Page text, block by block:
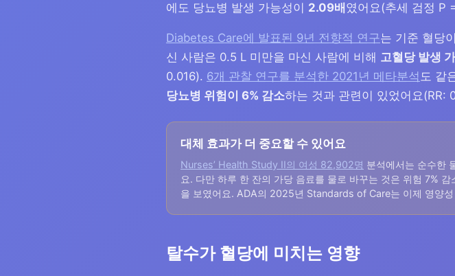
에도 당뇨병 발생 가능성이 2.09배 였어요(추세 검정 P
Diabetes Care에 발표된 9년 전향적 연구는 기준 혈당
신 사람은 0.5 L 미만을 마신 사람에 비해 고혈당 발생
0.016). 6개 관찰 연구를 분석한 2021년 메타분석 도 같
당뇨병 위험이 6% 감소하는 것과 관련이 있었어요(RR:
대체 효과가 더 중요할 수 있어요
Nurses’ Health Study II의 여성 82,902명 분석에서는 순수한
요. 다만 하루 한 잔의 가당 음료를 물로 바꾸는 것은 위험 7%
을 보였어요. ADA의 2025년 Standards of Care는 이제 영양
탈수가 혈당에 미치는 영향